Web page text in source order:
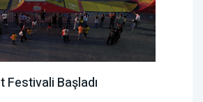
Festivali Başladı